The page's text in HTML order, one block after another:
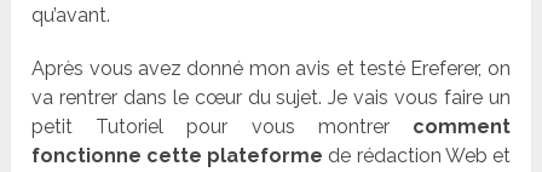
qu’avant.
Après vous avez donné mon avis et testé Ereferer, on
va rentrer dans le cœur du sujet. Je vais vous faire un
petit Tutoriel pour vous montrer comment
fonctionne cette plateforme de rédaction Web et